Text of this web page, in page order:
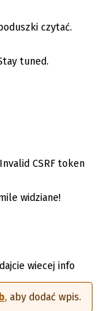
czytać.
tuned.
CSRF token
widziane!
wiecej info
, aby dodać wpis.